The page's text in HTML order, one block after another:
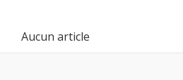
Aucun article